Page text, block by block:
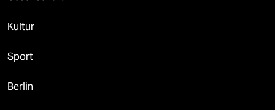
Kultur
Sport
Berlin